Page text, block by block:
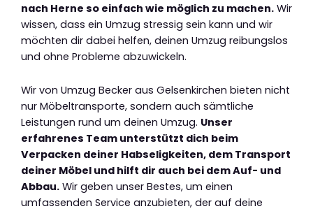
nach Herne so einfach wie möglich zu machen. Wir
wissen, dass ein Umzug stressig sein kann und wir
möchten dir dabei helfen, deinen Umzug reibungslos
und ohne Probleme abzuwickeln.
Wir von Umzug Becker aus Gelsenkirchen bieten nicht
nur Möbeltransporte, sondern auch sämtliche
Leistungen rund um deinen Umzug. Unser
erfahrenes Team unterstützt dich beim
Verpacken deiner Habseligkeiten, dem Transport
deiner Möbel und hilft dir auch bei dem Auf- und
Abbau. Wir geben unser Bestes, um einen
umfassenden Service anzubieten, der auf deine